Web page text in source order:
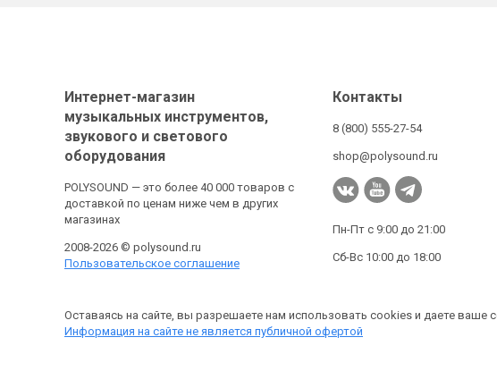
Интернет-магазин
музыкальных инструментов,
звукового и светового
оборудования
POLYSOUND — это более 40 000 товаров с
доставкой по ценам ниже чем в других
магазинах
2008-2026 © polysound.ru
Пользовательское соглашение
Контакты
8 (800) 555-27-54
shop@polysound.ru
Пн-Пт с 9:00 до 21:00
Сб-Вс 10:00 до 18:00
Оставаясь на сайте, вы разрешаете нам использовать cookies и даете ваше
Информация на сайте не является публичной офертой